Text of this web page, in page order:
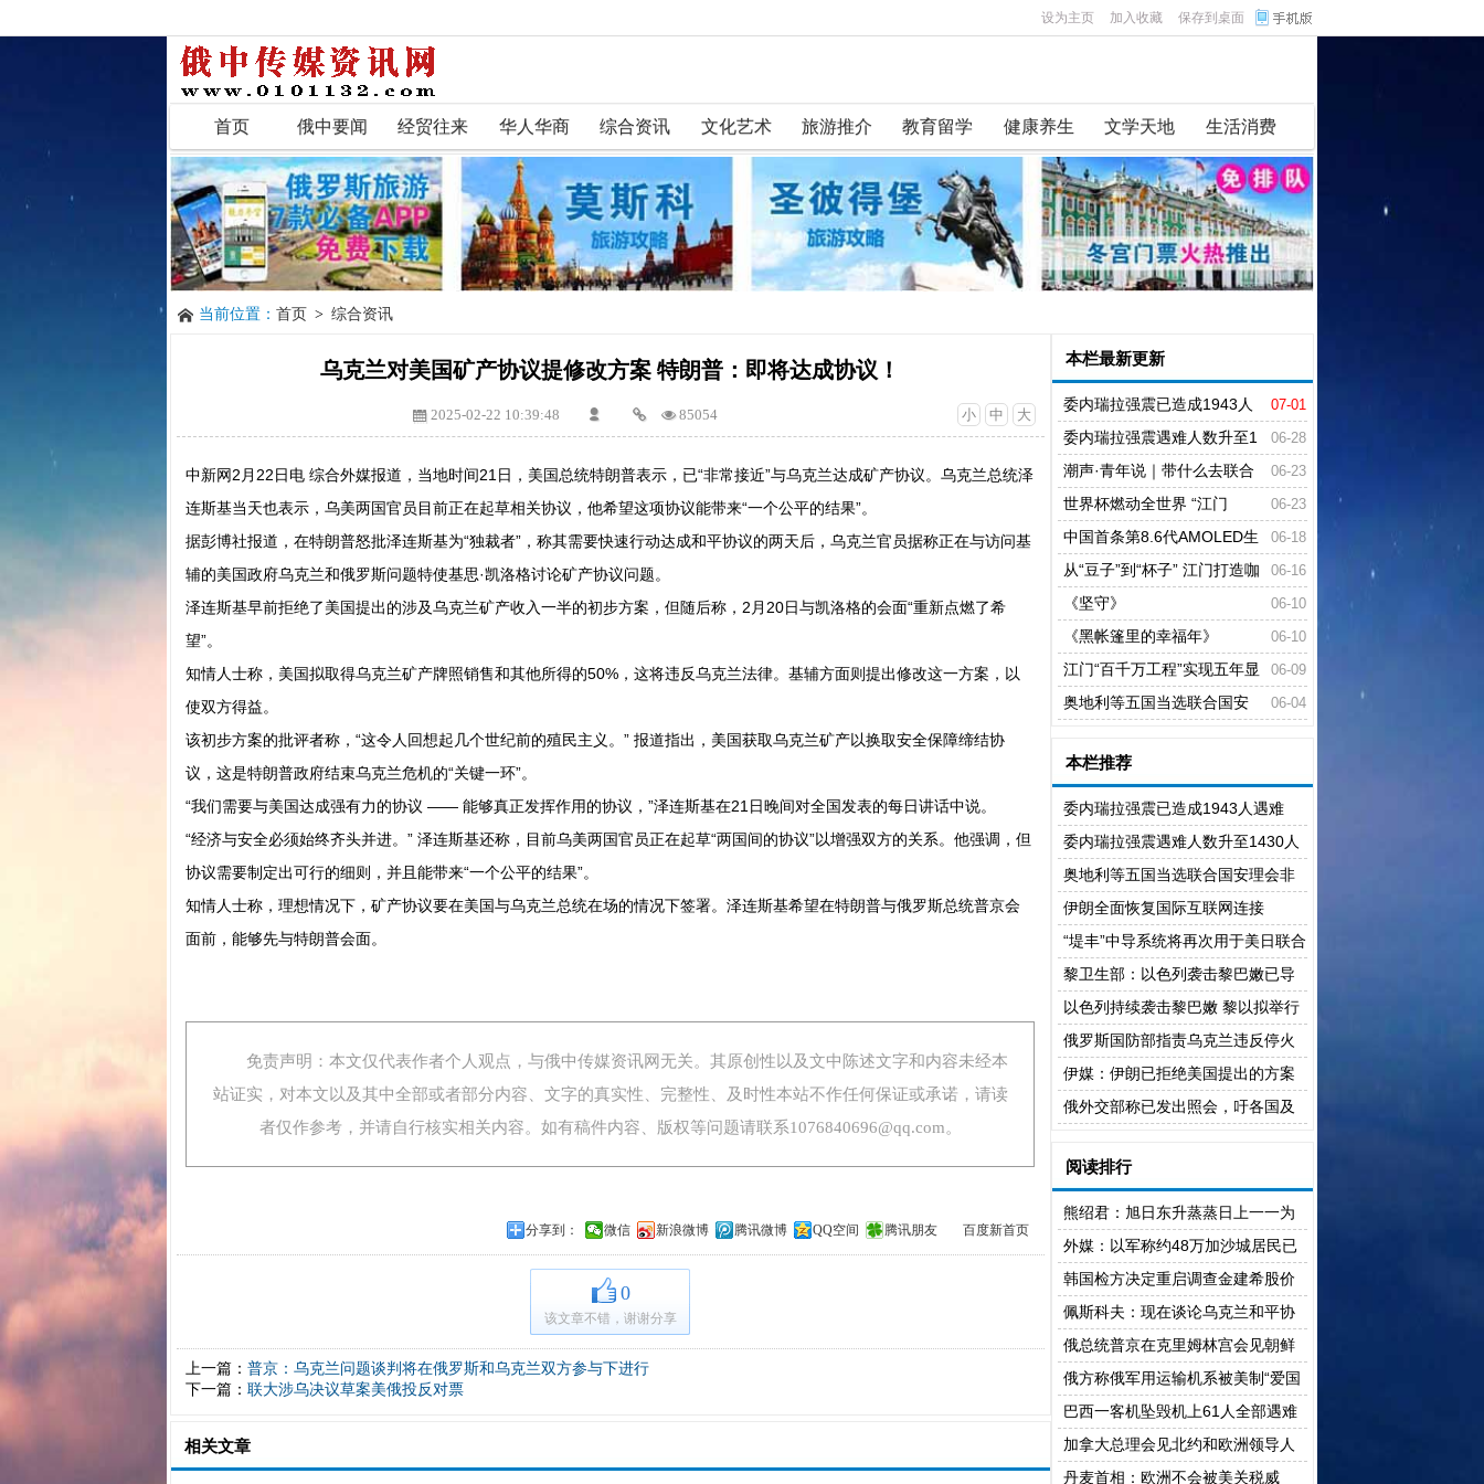
设为主页 加入收藏 保存到桌面
首页 俄中要闻 经贸往来 华人华商 综合资讯 文化艺术 旅游推介 教育留学 健康养生 文学天地 生活消费
当前位置： 首页 > 综合资讯
乌克兰对美国矿产协议提修改方案 特朗普：即将达成协议！
小 中 大
2025-02-22 10:39:48 85054
中新网2月22日电 综合外媒报道，当地时间21日，美国总统特朗普表示，已“非常接近”与乌克兰达成矿产协议。乌克兰总统泽
连斯基当天也表示，乌美两国官员目前正在起草相关协议，他希望这项协议能带来“一个公平的结果”。
据彭博社报道，在特朗普怒批泽连斯基为“独裁者”，称其需要快速行动达成和平协议的两天后，乌克兰官员据称正在与访问基
辅的美国政府乌克兰和俄罗斯问题特使基思·凯洛格讨论矿产协议问题。
泽连斯基早前拒绝了美国提出的涉及乌克兰矿产收入一半的初步方案，但随后称，2月20日与凯洛格的会面“重新点燃了希
望”。
知情人士称，美国拟取得乌克兰矿产牌照销售和其他所得的50%，这将违反乌克兰法律。基辅方面则提出修改这一方案，以
使双方得益。
该初步方案的批评者称，“这令人回想起几个世纪前的殖民主义。” 报道指出，美国获取乌克兰矿产以换取安全保障缔结协
议，这是特朗普政府结束乌克兰危机的“关键一环”。
“我们需要与美国达成强有力的协议 —— 能够真正发挥作用的协议，”泽连斯基在21日晚间对全国发表的每日讲话中说。
“经济与安全必须始终齐头并进。” 泽连斯基还称，目前乌美两国官员正在起草“两国间的协议”以增强双方的关系。他强调，但
协议需要制定出可行的细则，并且能带来“一个公平的结果”。
知情人士称，理想情况下，矿产协议要在美国与乌克兰总统在场的情况下签署。泽连斯基希望在特朗普与俄罗斯总统普京会
面前，能够先与特朗普会面。
免责声明：本文仅代表作者个人观点，与俄中传媒资讯网无关。其原创性以及文中陈述文字和内容未经本
站证实，对本文以及其中全部或者部分内容、文字的真实性、完整性、及时性本站不作任何保证或承诺，请读
者仅作参考，并请自行核实相关内容。如有稿件内容、版权等问题请联系1076840696@qq.com。
分享到： 微信 新浪微博 腾讯微博 QQ空间 腾讯朋友 百度新首页
0
该文章不错，谢谢分享
上一篇： 普京：乌克兰问题谈判将在俄罗斯和乌克兰双方参与下进行
下一篇： 联大涉乌决议草案美俄投反对票
相关文章
本栏最新更新
07-01
委内瑞拉强震已造成1943人
遇难
06-28
委内瑞拉强震遇难人数升至1
430人
06-23
潮声·青年说｜带什么去联合
国
06-23
世界杯燃动全世界 “江门
造”闪耀美加墨
06-18
中国首条第8.6代AMOLED生
产线在成都高新区量产
06-16
从“豆子”到“杯子” 江门打造咖
啡产业全链条体系
06-10
《坚守》
06-10
《黑帐篷里的幸福年》
06-09
江门“百千万工程”实现五年显
著变化行动方案出炉
06-04
奥地利等五国当选联合国安
本栏推荐
委内瑞拉强震已造成1943人遇难
委内瑞拉强震遇难人数升至1430人
奥地利等五国当选联合国安理会非
常任理事国
伊朗全面恢复国际互联网连接
“堤丰”中导系统将再次用于美日联合
演习
黎卫生部：以色列袭击黎巴嫩已导
致超3000人死亡
以色列持续袭击黎巴嫩 黎以拟举行
新一轮会谈
俄罗斯国防部指责乌克兰违反停火
安排
伊媒：伊朗已拒绝美国提出的方案
俄外交部称已发出照会，吁各国及
阅读排行
熊绍君：旭日东升蒸蒸日上一一为
滇池湖畔庄园而作
外媒：以军称约48万加沙城居民已
撤往加沙地带南部
韩国检方决定重启调查金建希股价
操纵案
佩斯科夫：现在谈论乌克兰和平协
议即将达成为时尚早
俄总统普京在克里姆林宫会见朝鲜
外务相崔善姬
俄方称俄军用运输机系被美制“爱国
者”导弹击落
巴西一客机坠毁机上61人全部遇难
加拿大总理会见北约和欧洲领导人
致力于深化合作
丹麦首相：欧洲不会被美关税威